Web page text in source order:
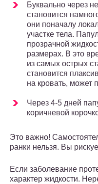
Буквально через
становится
они поначалу
участке тела.
прозрачной
размерах. В это
из самых острых
становится
на кровать, может
Через 4-5 дней
коричневой
Это важно!
ранки нельзя. Вы
Если заболевание
характер жидкости.